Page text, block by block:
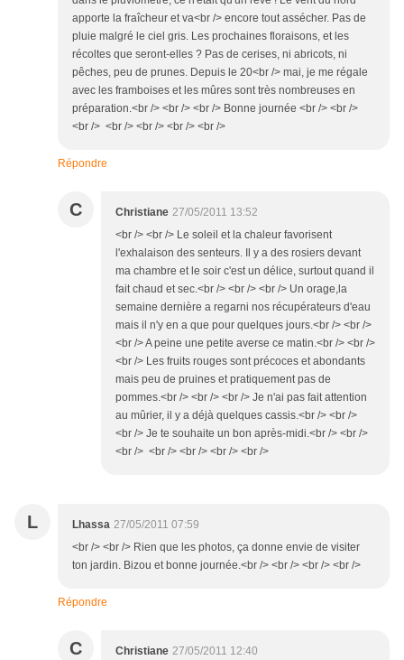
apporte la fraîcheur et va<br /> encore tout assécher. Pas de
pluie malgré le ciel gris. Les prochaines floraisons, et les
récoltes que seront-elles ? Pas de cerises, ni abricots, ni
pêches, peu de prunes. Depuis le 20<br /> mai, je me régale
avec les framboises et les mûres sont très nombreuses en
préparation.<br /> <br /> <br /> Bonne journée <br /> <br />
<br /> <br /> <br /> <br /> <br />
Répondre
C Christiane 27/05/2011 13:52
<br /> <br /> Le soleil et la chaleur favorisent
l'exhalaison des senteurs. Il y a des rosiers devant
ma chambre et le soir c'est un délice, surtout quand il
fait chaud et sec.<br /> <br /> <br /> Un orage,la
semaine dernière a regarni nos récupérateurs d'eau
mais il n'y en a que pour quelques jours.<br /> <br />
<br /> A peine une petite averse ce matin.<br /> <br />
<br /> Les fruits rouges sont précoces et abondants
mais peu de pruines et pratiquement pas de
pommes.<br /> <br /> <br /> Je n'ai pas fait attention
au mûrier, il y a déjà quelques cassis.<br /> <br />
<br /> Je te souhaite un bon après-midi.<br /> <br />
<br /> <br /> <br /> <br /> <br />
L Lhassa 27/05/2011 07:59
<br /> <br /> Rien que les photos, ça donne envie de visiter
ton jardin. Bizou et bonne journée.<br /> <br /> <br /> <br />
Répondre
C Christiane 27/05/2011 12:40